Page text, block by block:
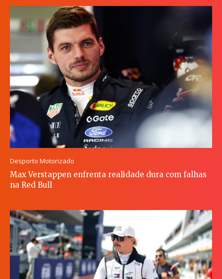
Desporto Motorizado
Max Verstappen enfrenta realidade dura com falhas
na Red Bull